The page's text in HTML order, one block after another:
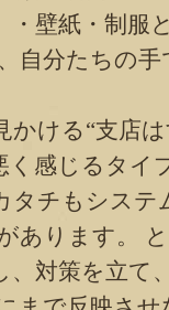
・壁紙・制服
自分たちの
ける“支店
感じるタイ
タチもシステ
あります。
対策を立て